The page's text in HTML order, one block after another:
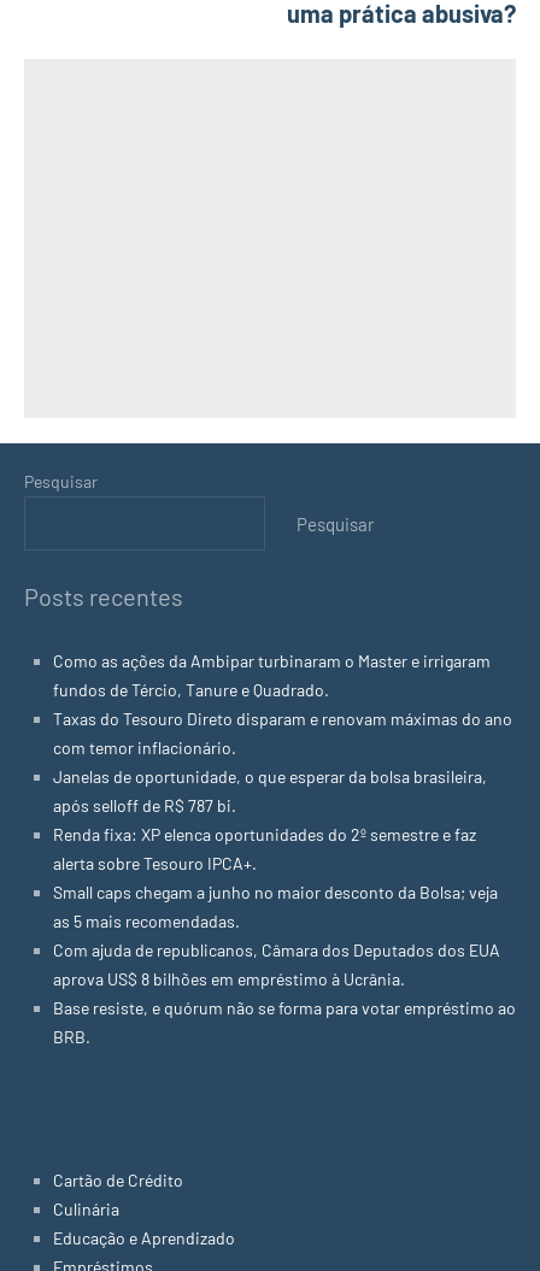
uma prática abusiva?
Pesquisar
Pesquisar
Posts recentes
Como as ações da Ambipar turbinaram o Master e irrigaram
fundos de Tércio, Tanure e Quadrado.
Taxas do Tesouro Direto disparam e renovam máximas do ano
com temor inflacionário.
Janelas de oportunidade, o que esperar da bolsa brasileira,
após selloff de R$ 787 bi.
Renda fixa: XP elenca oportunidades do 2º semestre e faz
alerta sobre Tesouro IPCA+.
Small caps chegam a junho no maior desconto da Bolsa; veja
as 5 mais recomendadas.
Com ajuda de republicanos, Câmara dos Deputados dos EUA
aprova US$ 8 bilhões em empréstimo à Ucrânia.
Base resiste, e quórum não se forma para votar empréstimo ao
BRB.
Cartão de Crédito
Culinária
Educação e Aprendizado